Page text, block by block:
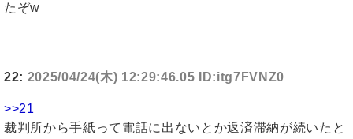
たぞw
22: 2025/04/24(木) 12:29:46.05 ID:itg7FVNZ0
>>21
裁判所から手紙って電話に出ないとか返済滞納が続いたと